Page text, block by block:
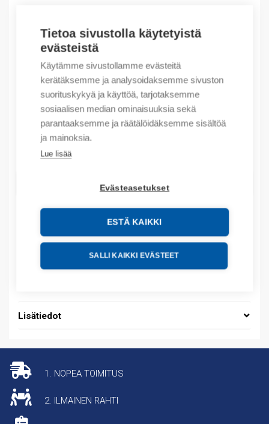
Tietoa sivustolla käytetyistä
evästeistä
Käytämme sivustollamme evästeitä
kerätäksemme ja analysoidaksemme sivuston
suorituskykyä ja käyttöä, tarjotaksemme
sosiaalisen median ominaisuuksia sekä
parantaaksemme ja räätälöidäksemme sisältöä
ja mainoksia.
Lue lisää
Evästeasetukset
ESTÄ KAIKKI
SALLI KAIKKI EVÄSTEET
Outlet – Erikoishinnat
(X) LIGHT MONITOR, 17” PANEL,
1162,92€/ myyntierä
Myyntierä sis. 1 kpl
Määrä
Määrä
LISÄÄ OSTOSKORIIN
Tuotekoodit
Tilauskoodi: 6176M17VT
Lisätiedot
1. NOPEA TOIMITUS
2. ILMAINEN RAHTI